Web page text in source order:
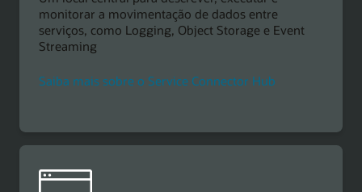
monitorar a movimentação de dados entre
serviços, como Logging, Object Storage e Event
Streaming
Saiba mais sobre o Service Connector Hub